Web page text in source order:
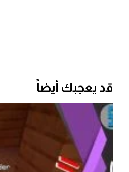
قد يعجبك أيضاً